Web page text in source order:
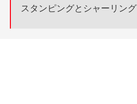
スタンピングとシャーリング